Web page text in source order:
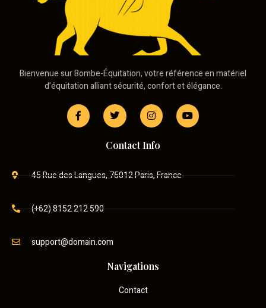
Bienvenue sur Bombe-Équitation, votre référence en matériel
d’équitation alliant sécurité, confort et élégance.
Contact Info
45 Rue des Langues, 75012 Paris, France
(+62) 8152 212 590
support@domain.com
Navigations
Contact